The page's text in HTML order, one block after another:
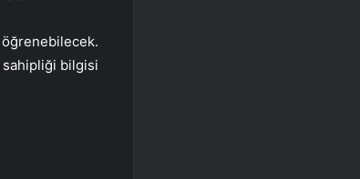
öğrenebilecek.
sahipliği bilgisi